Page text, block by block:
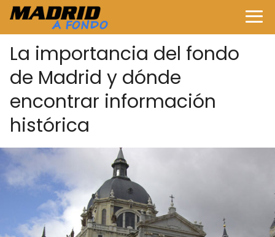
La importancia del fondo
de Madrid y dónde
encontrar información
histórica